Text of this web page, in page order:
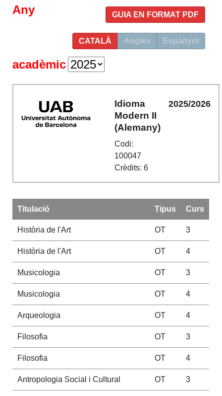
GUIA EN FORMAT PDF
CATALÀ Anglès Espanyol
Any
acadèmic
Idioma
Modern II
(Alemany)
Codi:
100047
Crèdits: 6
2025/2026
Titulació Tipus Curs
Història de l'Art OT 3
Història de l'Art OT 4
Musicologia OT 3
Musicologia OT 4
Arqueologia OT 4
Filosofia OT 3
Filosofia OT 4
Antropologia Social i Cultural OT 3